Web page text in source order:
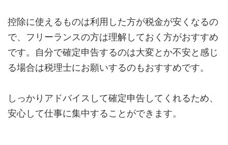
控除に使えるものは利用した方が税金が安くなるの
で、フリーランスの方は理解しておく方がおすすめ
です。自分で確定申告するのは大変とか不安と感じ
る場合は税理士にお願いするのもおすすめです。
しっかりアドバイスして確定申告してくれるため、
安心して仕事に集中することができます。